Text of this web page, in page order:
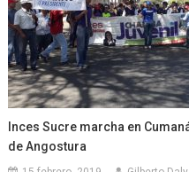
Inces Sucre marcha en
de Angostura